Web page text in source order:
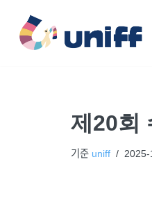
콘
제20회
기준 uniff